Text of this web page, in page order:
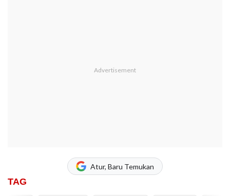
Atur, Baru Temukan
TAG